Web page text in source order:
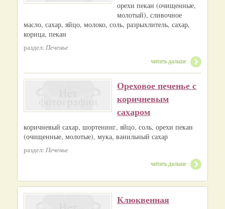
орехи пекан (очищенные,
молотый), сливочное
масло, сахар, яйцо, молоко, соль, разрыхлитель, сахар,
корица, пекан
раздел: Печенье
читать дальше
Ореховое печенье с
коричневым
сахаром
коричневый сахар, шортенинг, яйцо, соль, орехи пекан
(очищенные, молотые), мука, ванильный сахар
раздел: Печенье
читать дальше
Клюквенная